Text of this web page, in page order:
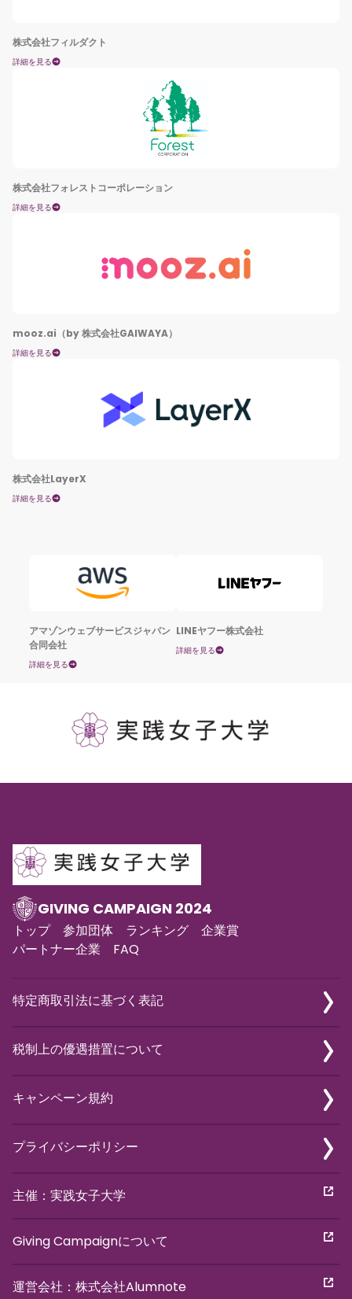
株式会社フィルダクト
詳細を見る
株式会社フォレストコーポレーション
詳細を見る
mooz.ai（by 株式会社GAIWAYA）
詳細を見る
株式会社LayerX
詳細を見る
アマゾンウェブサービスジャパン
合同会社
詳細を見る
LINEヤフー株式会社
詳細を見る
GIVING CAMPAIGN 2024
トップ 参加団体 ランキング
企業賞
パートナー企業
FAQ
特定商取引法に基づく表記
税制上の優遇措置について
キャンペーン規約
プライバシーポリシー
主催：実践女子大学
Giving Campaignについて
運営会社：株式会社Alumnote